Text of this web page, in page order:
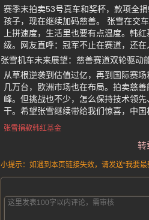
赛季末拍卖53号真车和奖杯，款项全
孩子，现在继续加码慈善。 张雪在交
上拼速度，生活里也要有点温度。韩
级。网友直呼：冠军不止在赛道，还在
张雪机车未来展望：慈善赛道双轮驱动
从草根逆袭到估值过亿，再到国际赛
几万台，欧洲市场也在布局。拍卖慈
峰。但挑战也不少，怎么保持技术领
干。希望张雪继续带给我们惊喜，中国
张雪捐款韩红基金
转
小提示：如遇到本页链接失效，请发送“我要